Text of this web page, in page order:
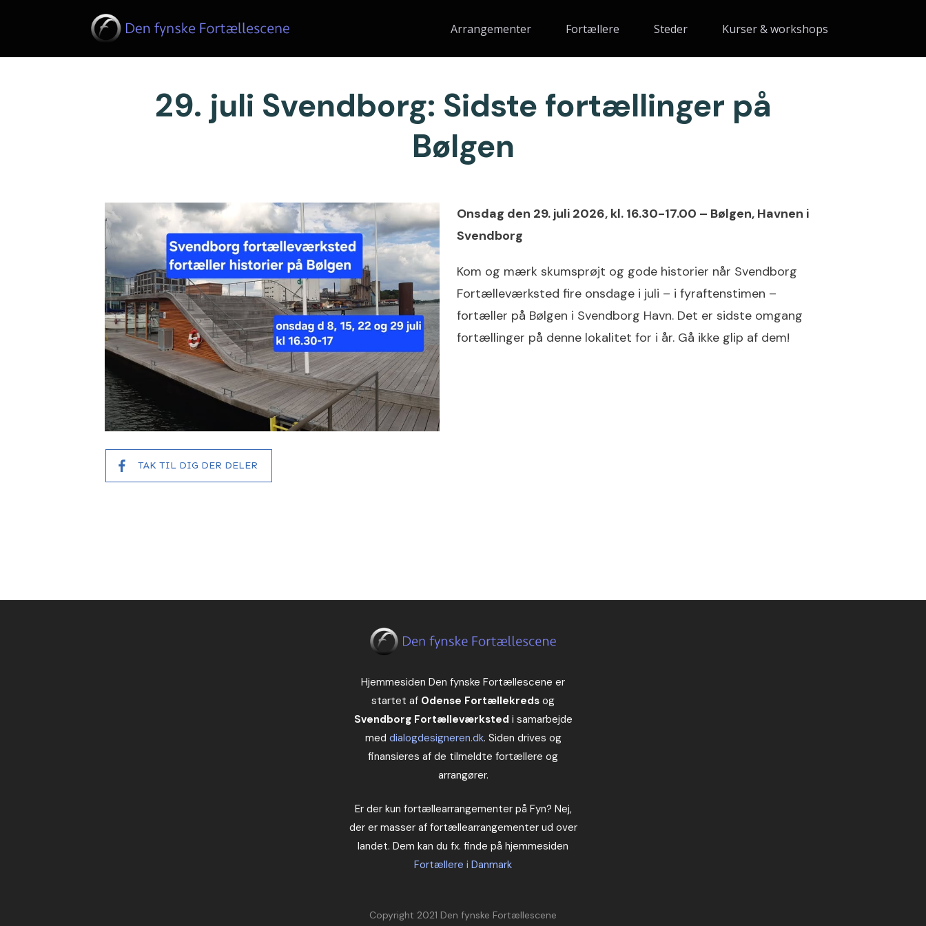
Arrangementer Fortællere Steder Kurser & workshops
29. juli Svendborg: Sidste fortællinger på
Bølgen
TAK TIL DIG DER DELER
Onsdag den 29. juli 2026, kl. 16.30-17.00 – Bølgen, Havnen i
Svendborg
Kom og mærk skumsprøjt og gode historier når Svendborg
Fortælleværksted fire onsdage i juli – i fyraftenstimen –
fortæller på Bølgen i Svendborg Havn. Det er sidste omgang
fortællinger på denne lokalitet for i år. Gå ikke glip af dem!
Hjemmesiden Den fynske Fortællescene er
startet af Odense Fortællekreds og
Svendborg Fortælleværksted i samarbejde
med dialogdesigneren.dk. Siden drives og
finansieres af de tilmeldte fortællere og
arrangører.
Er der kun fortællearrangementer på Fyn? Nej,
der er masser af fortællearrangementer ud over
landet. Dem kan du fx. finde på hjemmesiden
Fortællere i Danmark
Copyright 2021 Den fynske Fortællescene